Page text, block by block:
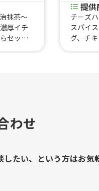
抹茶〜
厚イチ
セット
しモモか
ット 10
テからセ
提供
チーズ
スパイ
グ、チ
わせ
たい、という方はお気